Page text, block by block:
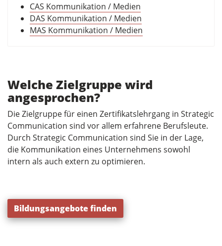
Welche Zielgruppe wird
angesprochen?
Die Zielgruppe für einen Zertifikatslehrgang in Strategic
Communication sind vor allem erfahrene Berufsleute.
Durch Strategic Communication sind Sie in der Lage,
die Kommunikation eines Unternehmens sowohl
intern als auch extern zu optimieren.
CAS Kommunikation / Medien
DAS Kommunikation / Medien
MAS Kommunikation / Medien
Bildungsangebote finden